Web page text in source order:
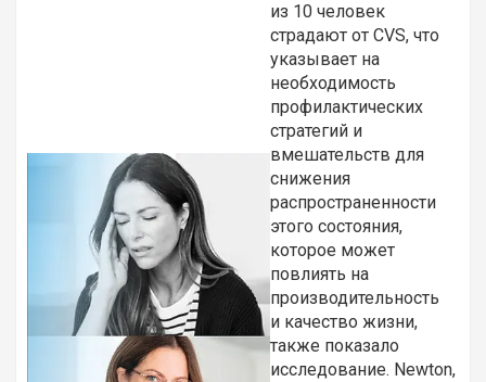
из 10 человек
страдают от CVS, что
указывает на
необходимость
профилактических
стратегий и
вмешательств для
снижения
распространенности
этого состояния,
которое может
повлиять на
производительность
и качество жизни,
также показало
исследование. Newton,